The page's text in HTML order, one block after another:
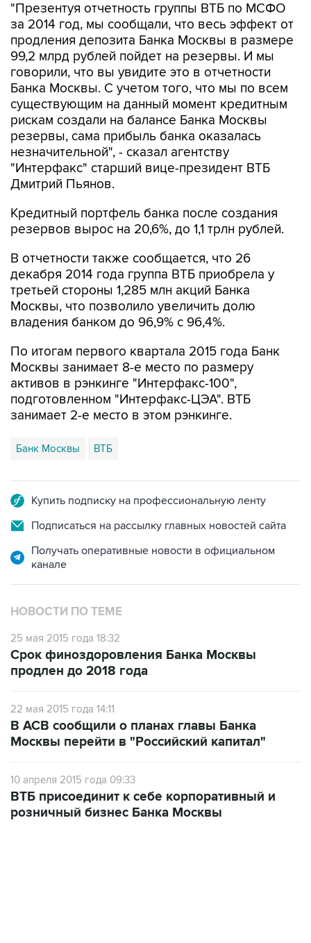
"Презентуя отчетность группы ВТБ по МСФО
за 2014 год, мы сообщали, что весь эффект от
продления депозита Банка Москвы в размере
99,2 млрд рублей пойдет на резервы. И мы
говорили, что вы увидите это в отчетности
Банка Москвы. С учетом того, что мы по всем
существующим на данный момент кредитным
рискам создали на балансе Банка Москвы
резервы, сама прибыль банка оказалась
незначительной", - сказал агентству
"Интерфакс" старший вице-президент ВТБ
Дмитрий Пьянов.
Кредитный портфель банка после создания
резервов вырос на 20,6%, до 1,1 трлн рублей.
В отчетности также сообщается, что 26
декабря 2014 года группа ВТБ приобрела у
третьей стороны 1,285 млн акций Банка
Москвы, что позволило увеличить долю
владения банком до 96,9% с 96,4%.
По итогам первого квартала 2015 года Банк
Москвы занимает 8-е место по размеру
активов в рэнкинге "Интерфакс-100",
подготовленном "Интерфакс-ЦЭА". ВТБ
занимает 2-е место в этом рэнкинге.
Банк Москвы ВТБ
Купить подписку на профессиональную ленту
Подписаться на рассылку главных новостей сайта
Получать оперативные новости в официальном
канале
НОВОСТИ ПО ТЕМЕ
25 мая 2015 года 18:32
Срок финоздоровления Банка Москвы
продлен до 2018 года
22 мая 2015 года 14:11
В АСВ сообщили о планах главы Банка
Москвы перейти в "Российский капитал"
10 апреля 2015 года 09:33
ВТБ присоединит к себе корпоративный и
розничный бизнес Банка Москвы